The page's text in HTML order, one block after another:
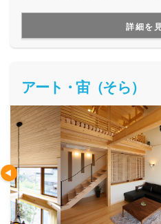
ろげる空間作りなどメンタ
肩肘張らないプライベート
言っても40以上のプランがあ
お好みに合わせてセレクトし
自分らしい家づくりをすること
詳細を
アート・宙（そら）